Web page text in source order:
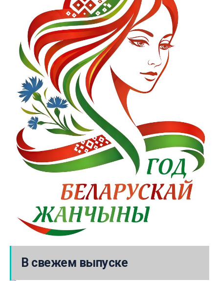
В свежем выпуске